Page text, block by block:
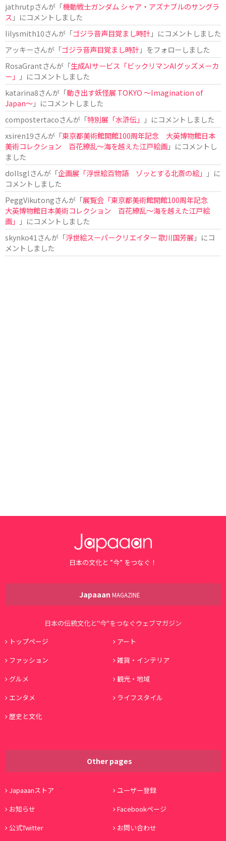
jathrutpさんが「機動戦士ガンダム シャア・アズナブルのサングラ
ス 」にコメントしました
lilysmith10さんが「ゴジラ音声目覚まし時計」にコメントしました
アッキーさんが「ゴジラ音声目覚まし時計」をフォローしました
RosaGrantさんが「生成AIサービス「ビックリマンAIグッズメーカ
ー」
」にコメントしました
katarina8さんが「動き出す妖怪展 TOKYO 〜Imagination of
Japan〜」にコメントしました
compostertacoさんが「特別展「水滸伝」
」にコメントしました
xsiren19さんが「東京都美術館開館100周年記念 大英博物館日本
美術コレクション 百花繚乱～海を越えた江戸絵画」にコメントし
ました
dollsglさんが「企画展「浮世絵百物語 ゾッとする北斎の絵」
」に
コメントしました
PeggVikutongさんが「展覧会「東京都美術館開館100周年記念
大英博物館日本美術コレクション 百花繚乱〜海を越えた江戸絵
画」
」にコメントしました
skynko41 さんが「浮世絵スーパークリエイター 歌川国芳展 」にコ
メントしました
日本の文化と ”今” をつなぐ！
Japaaan MAGAZINE
日本の伝統文化と"今"をつなぐウェブマガジン
トップページ
アート
ファッション
雑貨・インテリア
グルメ
観光・地域
エンタメ
ライフスタイル
歴史と文化
Other pages
Japaaanストア
ユーザー登録
お知らせ
Facebookページ
公式Twitter
お問い合わせ